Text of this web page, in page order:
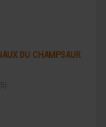
DU CHAMPSAUR